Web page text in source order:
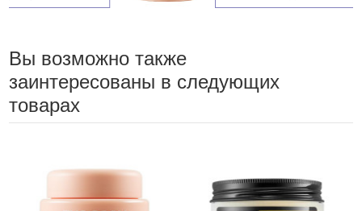
Вы возможно также
заинтересованы в следующих
товарах